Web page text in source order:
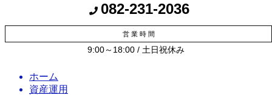
082-231-2036
営 業 時 間
9:00～18:00 / 土日祝休み
ホーム
資産運用